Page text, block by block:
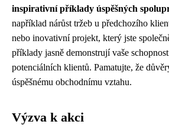
inspirativní příklady úspěšných
například nárůst tržeb u předchozího
nebo inovativní projekt, který jste
příklady jasně demonstrují vaše
potenciálních klientů. Pamatujte, že
úspěšnému obchodnímu vztahu.
Výzva k akci